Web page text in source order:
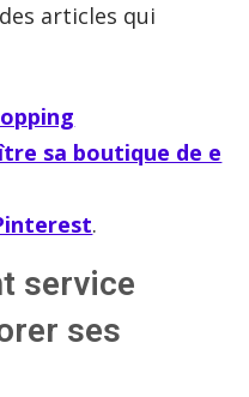
articles qui
sa boutique de e
.
service
ses